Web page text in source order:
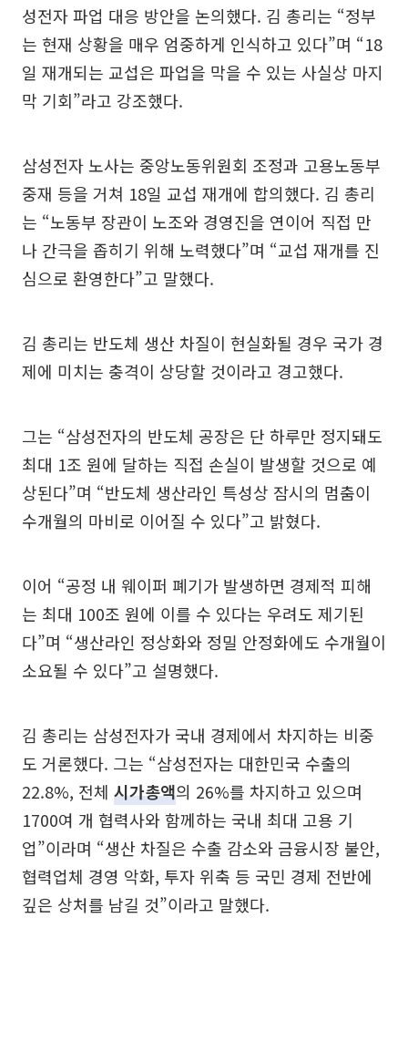
성전자 파업 대응 방안을 논의했다. 김 총리는 “정부
는 현재 상황을 매우 엄중하게 인식하고 있다”며 “18
일 재개되는 교섭은 파업을 막을 수 있는 사실상 마지
막 기회”라고 강조했다.
삼성전자 노사는 중앙노동위원회 조정과 고용노동부
중재 등을 거쳐 18일 교섭 재개에 합의했다. 김 총리
는 “노동부 장관이 노조와 경영진을 연이어 직접 만
나 간극을 좁히기 위해 노력했다”며 “교섭 재개를 진
심으로 환영한다”고 말했다.
김 총리는 반도체 생산 차질이 현실화될 경우 국가 경
제에 미치는 충격이 상당할 것이라고 경고했다.
그는 “삼성전자의 반도체 공장은 단 하루만 정지돼도
최대 1조 원에 달하는 직접 손실이 발생할 것으로 예
상된다”며 “반도체 생산라인 특성상 잠시의 멈춤이
수개월의 마비로 이어질 수 있다”고 밝혔다.
이어 “공정 내 웨이퍼 폐기가 발생하면 경제적 피해
는 최대 100조 원에 이를 수 있다는 우려도 제기된
다”며 “생산라인 정상화와 정밀 안정화에도 수개월이
소요될 수 있다”고 설명했다.
김 총리는 삼성전자가 국내 경제에서 차지하는 비중
도 거론했다. 그는 “삼성전자는 대한민국 수출의
22.8%, 전체 시가총액의 26%를 차지하고 있으며
1700여 개 협력사와 함께하는 국내 최대 고용 기
업”이라며 “생산 차질은 수출 감소와 금융시장 불안,
협력업체 경영 악화, 투자 위축 등 국민 경제 전반에
깊은 상처를 남길 것”이라고 말했다.